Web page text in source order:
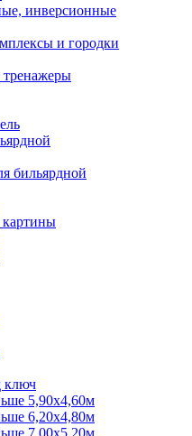
инверсионные
и городки
тренажеры
бильярдной
ключ
5,90х4,60м
6,20х4,80м
7,00х5,20м